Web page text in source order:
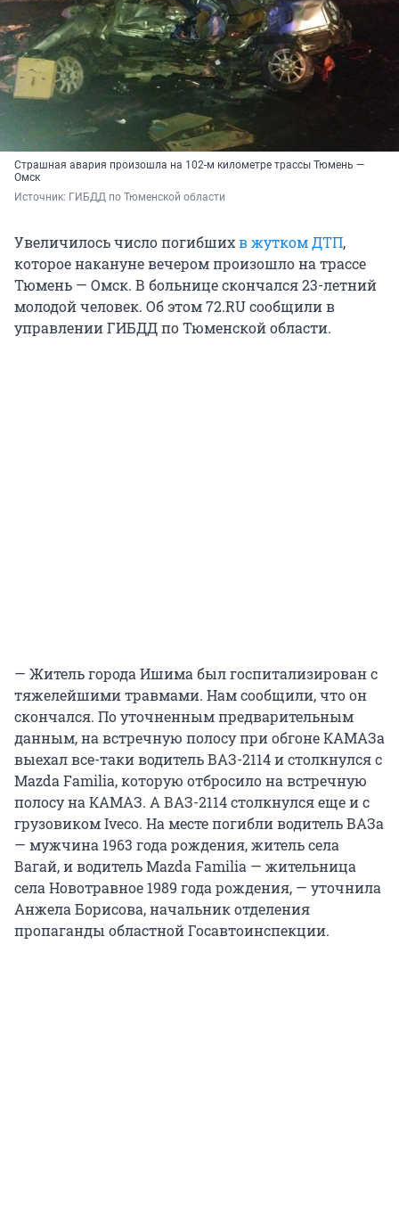
Страшная авария произошла на 102-м километре трассы Тюмень —
Омск
Источник: ГИБДД по Тюменской области
Увеличилось число погибшихв жутком ДТП,
которое накануне вечером произошло на трассе
Тюмень — Омск. В больнице скончался 23-летний
молодой человек. Об этом 72.RU сообщили в
управлении ГИБДД по Тюменской области.
— Житель города Ишима был госпитализирован с
тяжелейшими травмами. Нам сообщили, что он
скончался. По уточненным предварительным
данным, на встречную полосу при обгоне КАМАЗа
выехал все-таки водитель ВАЗ-2114 и столкнулся с
Mazda Familia, которую отбросило на встречную
полосу на КАМАЗ. А ВАЗ-2114 столкнулся еще и с
грузовиком Iveco. На месте погибли водитель ВАЗа
— мужчина 1963 года рождения, житель села
Вагай, и водитель Mazda Familia — жительница
села Новотравное 1989 года рождения, — уточнила
Анжела Борисова, начальник отделения
пропаганды областной Госавтоинспекции.